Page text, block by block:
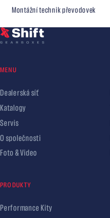
Montážní technik převodovek
MENU
Dealerská síť
Katalogy
Servis
O společnosti
Foto & Video
PRODUKTY
Performance Kity